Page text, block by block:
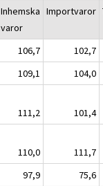
Inhemska
varor
Importvaror
106,7 102,7
109,1 104,0
111,2 101,4
110,0 111,7
97,9 75,6